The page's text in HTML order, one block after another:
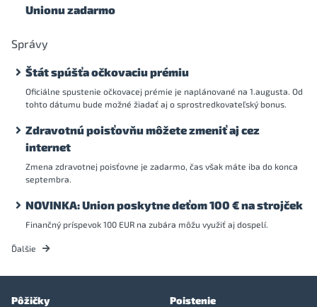
Unionu zadarmo
Správy
Štát spúšťa očkovaciu prémiu
Oficiálne spustenie očkovacej prémie je naplánované na 1.augusta. Od
tohto dátumu bude možné žiadať aj o sprostredkovateľský bonus.
Zdravotnú poisťovňu môžete zmeniť aj cez
internet
Zmena zdravotnej poisťovne je zadarmo, čas však máte iba do konca
septembra.
NOVINKA: Union poskytne deťom 100 € na strojček
Finančný príspevok 100 EUR na zubára môžu využiť aj dospelí.
Ďalšie
Pôžičky Poistenie